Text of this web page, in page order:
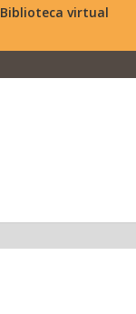
Biblioteca virtual